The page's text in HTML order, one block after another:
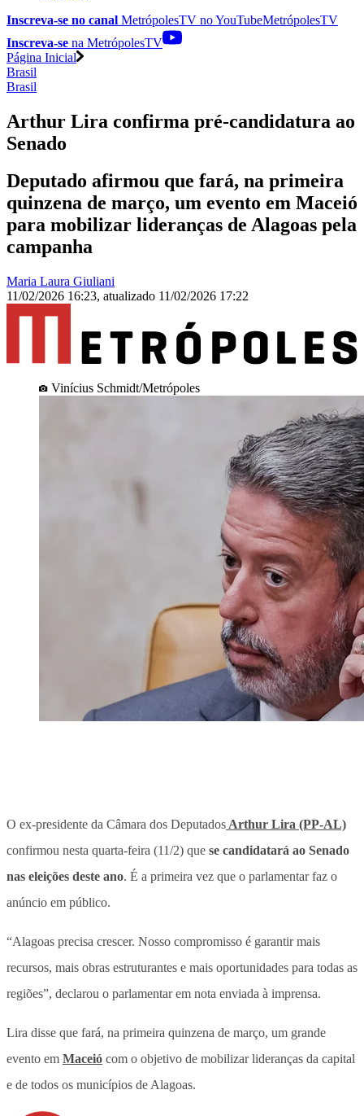
Inscreva-se no canal MetrópolesTV noYouTubeMetrópolesTV
Inscreva-se na MetrópolesTV
Página Inicial
Brasil
Brasil
Arthur Lira confirma pré-candidatura ao
Senado
Deputado afirmou que fará, na primeira
quinzena de março, um evento em Maceió
para mobilizar lideranças de Alagoas pela
campanha
Maria Laura Giuliani
11/02/2026 16:23, atualizado 11/02/2026 17:22
Vinícius Schmidt/Metrópoles
O ex-presidente da Câmara dos Deputados Arthur Lira (PP-AL)
confirmou nesta quarta-feira (11/2) que se candidatará ao Senado
nas eleições deste ano. É a primeira vez que o parlamentar faz o
anúncio em público.
“Alagoas precisa crescer. Nosso compromisso é garantir mais
recursos, mais obras estruturantes e mais oportunidades para todas as
regiões”, declarou o parlamentar em nota enviada à imprensa.
Lira disse que fará, na primeira quinzena de março, um grande
evento em Maceió com o objetivo de mobilizar lideranças da capital
e de todos os municípios de Alagoas.